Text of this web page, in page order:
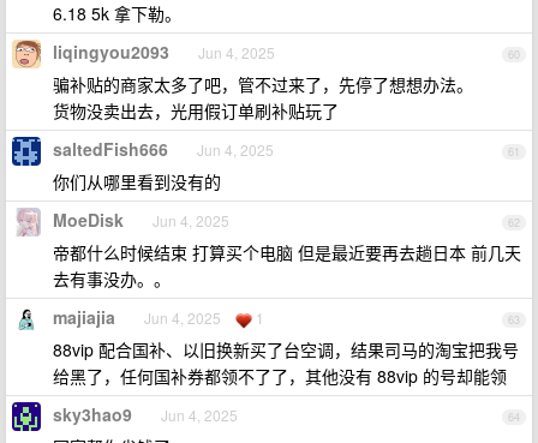
6.18 5k 拿下勒。
60
liqingyou2093 Jun 4, 2025
骗补贴的商家太多了吧，管不过来了，先停了想想办法。
货物没卖出去，光用假订单刷补贴玩了
61
saltedFish666 Jun 4, 2025
你们从哪里看到没有的
62
MoeDisk Jun 4, 2025
帝都什么时候结束 打算买个电脑 但是最近要再去趟日本 前几天
去有事没办。。
63
majiajia Jun 4, 2025 1
88vip 配合国补、以旧换新买了台空调，结果司马的淘宝把我号
给黑了，任何国补券都领不了了，其他没有 88vip 的号却能领
64
sky3hao9 Jun 4, 2025